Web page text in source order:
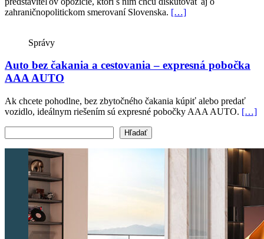
zahraničnopolitickom smerovaní Slovenska. […]
Správy
Auto bez čakania a cestovania – expresná pobočka
AAA AUTO
Ak chcete pohodlne, bez zbytočného čakania kúpiť alebo predať
vozidlo, ideálnym riešením sú expresné pobočky AAA AUTO. […]
Hľadať